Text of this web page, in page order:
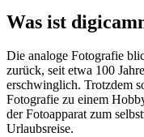
Was ist
Die analoge Fotografie
zurück, seit etwa 100
erschwinglich. Trotzdem
Fotografie zu einem
der Fotoapparat zum
Urlaubsreise.